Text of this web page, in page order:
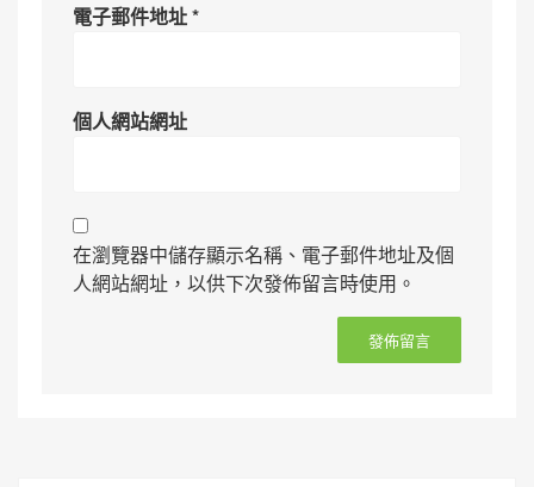
電子郵件地址*
個人網站網址
在瀏覽器中儲存顯示名稱、電子郵件地址及個
人網站網址，以供下次發佈留言時使用。